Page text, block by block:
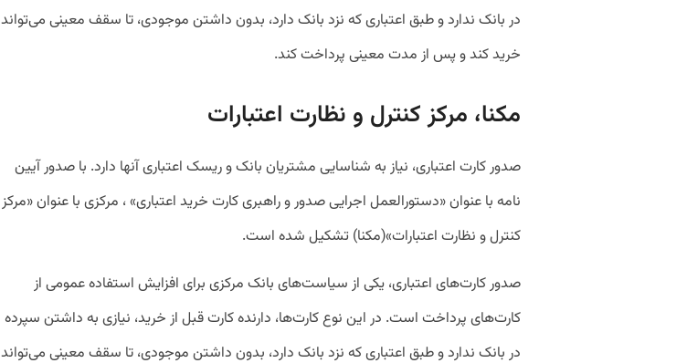
در بانک ندارد و طبق اعتباری که نزد بانک دارد، بدون داشتن موجودی، تا سقف معینی می‌تواند
خرید کند و پس از مدت معینی پرداخت کند.
مکنا، مرکز کنترل و نظارت اعتبارات
صدور کارت اعتباری، نیاز به شناسایی مشتریان بانک و ریسک اعتباری آنها دارد. با صدور آیین
نامه با عنوان «دستورالعمل اجرایی صدور و راهبری کارت خرید اعتباری» ، مرکزی با عنوان «مرکز
کنترل و نظارت اعتبارات»(مکنا) تشکیل شده است.
صدور کارت‌های اعتباری، یکی از سیاست‌های بانک مرکزی برای افزایش استفاده عمومی از
کارت‌های پرداخت است. در این نوع کارت‌ها، دارنده کارت قبل از خرید، نیازی به داشتن سپرده
در بانک ندارد و طبق اعتباری که نزد بانک دارد، بدون داشتن موجودی، تا سقف معینی می‌تواند